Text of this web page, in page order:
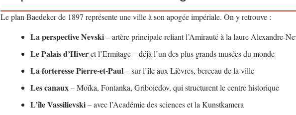
Le plan Baedeker de 1897 représente une ville à son apogée impériale. On y retrouve :
La perspective Nevski– artère principale reliant l’Amirauté à la laure Alexandre-
Le Palais d’Hiveret l’Ermitage – déjà l’un des plus grands musées du monde
La forteresse Pierre-et-Paul– sur l’île aux Lièvres, berceau de la ville
Les canaux– Moïka, Fontanka, Griboiedov, qui structurent le centre historique
L’île Vassilievski– avec l’Académie des sciences et la Kunstkamera